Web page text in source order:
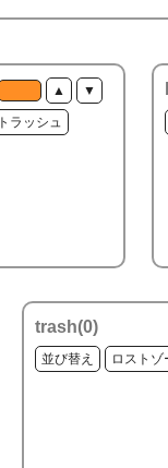
▲ ▼
トラッシュ
trash(0)
並び替え ロストゾ